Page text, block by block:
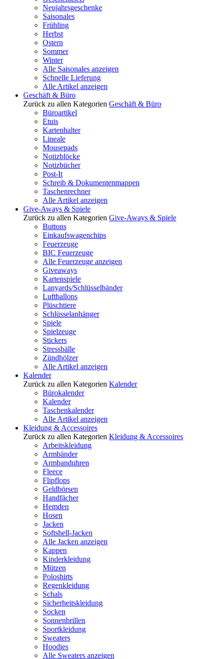
Neujahrsgeschenke
Saisonales
Frühling
Herbst
Ostern
Sommer
Winter
Alle Saisonales anzeigen
Schnelle Lieferung
Alle Artikel anzeigen
Geschäft & Büro
Zurück zu allen Kategorien Geschäft & Büro
Büroartikel
Etuis
Kartenhalter
Lineale
Mousepads
Notizblöcke
Notizbücher
Post-It
Schreib & Dokumentenmappen
Taschenrechner
Alle Artikel anzeigen
Give-Aways & Spiele
Zurück zu allen Kategorien Give-Aways & Spiele
Buttons
Einkaufswagenchips
Feuerzeuge
BIC Feuerzeuge
Alle Feuerzeuge anzeigen
Giveaways
Kartenspiele
Lanyards/Schlüsselbänder
Luftballons
Plüschtiere
Schlüsselanhänger
Spiele
Spielzeuge
Stickers
Stressbälle
Zündhölzer
Alle Artikel anzeigen
Kalender
Zurück zu allen Kategorien Kalender
Bürokalender
Kalender
Taschenkalender
Alle Artikel anzeigen
Kleidung & Accessoires
Zurück zu allen Kategorien Kleidung & Accessoires
Arbeitskleidung
Armbänder
Armbanduhren
Fleece
Flipflops
Geldbörsen
Handfächer
Hemden
Hosen
Jacken
Softshell-Jacken
Alle Jacken anzeigen
Kappen
Kinderkleidung
Mützen
Poloshirts
Regenkleidung
Schals
Sicherheitskleidung
Socken
Sonnenbrillen
Sportkleidung
Sweaters
Hoodies
Alle Sweaters anzeigen